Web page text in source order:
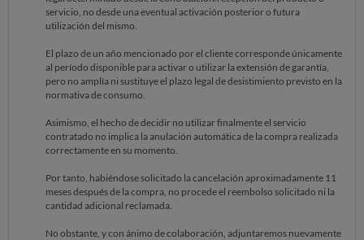
realizada correctamente en su momento.
En consecuencia, no procede el reembolso solicitado ni tampoco la
No obstante, quedamos a disposición del cliente y de cualquier
organismo competente para aportar la documentación acreditativa de
la compra, aceptación de condiciones y comunicaciones realizadas.
Atentamente,
Electro Premium
Dept. comercial
TEL. 977 425 716
servicio, no desde una eventual activación posterior o futura
utilización del mismo.
El plazo de un año mencionado por el cliente corresponde únicamente
al período disponible para activar o utilizar la extensión de garantía,
pero no amplía ni sustituye el plazo legal de desistimiento previsto en la
normativa de consumo.
Asimismo, el hecho de decidir no utilizar finalmente el servicio
contratado no implica la anulación automática de la compra realizada
correctamente en su momento.
Por tanto, habiéndose solicitado la cancelación aproximadamente 11
meses después de la compra, no procede el reembolso solicitado ni la
cantidad adicional reclamada.
No obstante, y con ánimo de colaboración, adjuntaremos nuevamente